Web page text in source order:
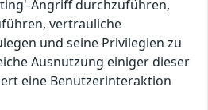
Angriff durchzuführen,
vertrauliche
und seine Privilegien zu
Ausnutzung einiger dieser
eine Benutzerinteraktion